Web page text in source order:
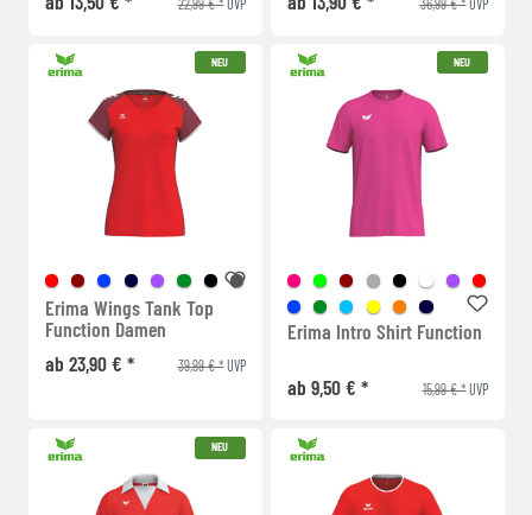
22,99 € *UVP 36,99 € *UVP
NEU
Erima Wings Tank Top
Function Damen
ab 23,90 € *
39,99 € *UVP
NEU
Erima Intro Shirt Function
ab 9,50 € * 15,99 € *UVP
NEU